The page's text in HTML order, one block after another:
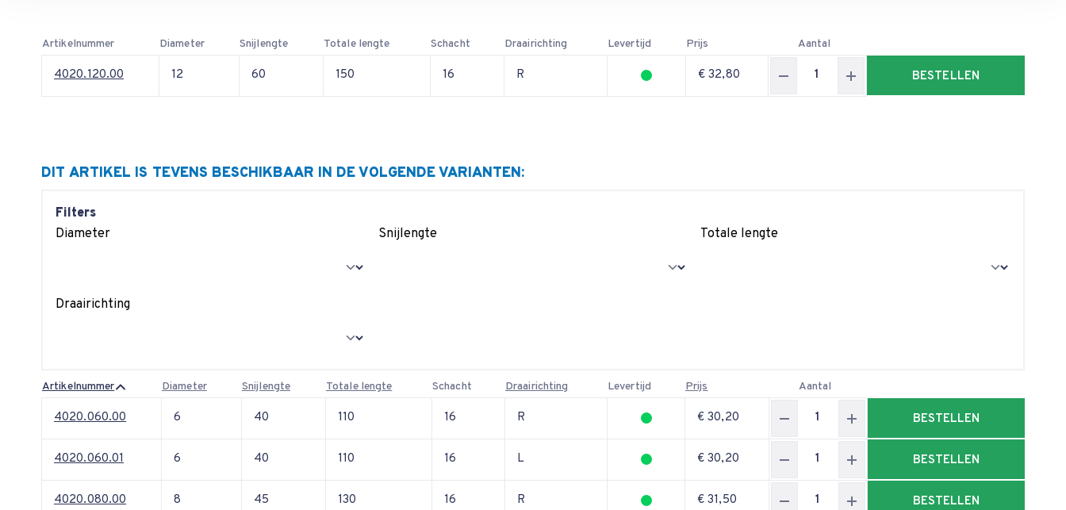
Artikelnummer Diameter Snijlengte Totale lengte Schacht Draairichting Levertijd Prijs Aantal
4020.120.00 12 60 150 16 R € 32,80 BESTELLEN
DIT ARTIKEL IS TEVENS BESCHIKBAAR IN DE VOLGENDE VARIANTEN:
Filters
Diameter
Snijlengte Totale lengte
Draairichting
Artikelnummer Diameter Snijlengte Totale lengte Schacht Draairichting Levertijd Prijs Aantal
4020.060.00 6 40 110 16 R € 30,20 BESTELLEN
4020.060.01 6 40 110 16 L € 30,20 BESTELLEN
4020.080.00 8 45 130 16 R € 31,50 BESTELLEN